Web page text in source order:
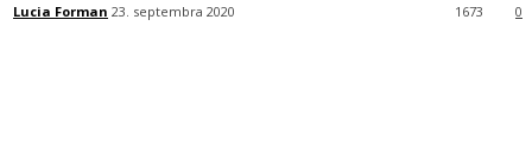
Lucia Forman 23. septembra 2020 0
1673